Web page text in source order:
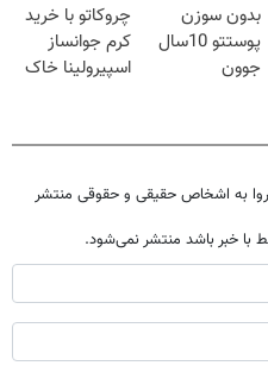
ویژه تا امشب)
بدون سوزن
پوستتو 10سال
جوون
چروکاتو با خرید
کرم جوانساز
اسپیرولینا خاک
به اشخاص حقیقی و حقوقی منتشر
با خبر باشد منتشر نمی‌شود.